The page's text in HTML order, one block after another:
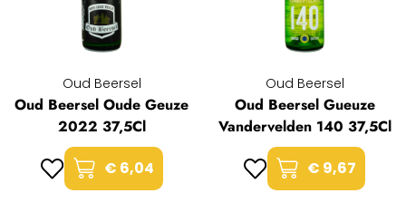
Oud Beersel
Oud Beersel Oude Geuze
2022 37,5Cl
€ 6,04
Oud Beersel
Oud Beersel Gueuze
Vandervelden 140 37,5Cl
€ 9,67